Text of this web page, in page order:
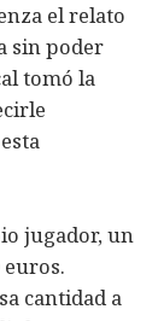
el relato
sin poder
tomó la
jugador, un
cantidad a